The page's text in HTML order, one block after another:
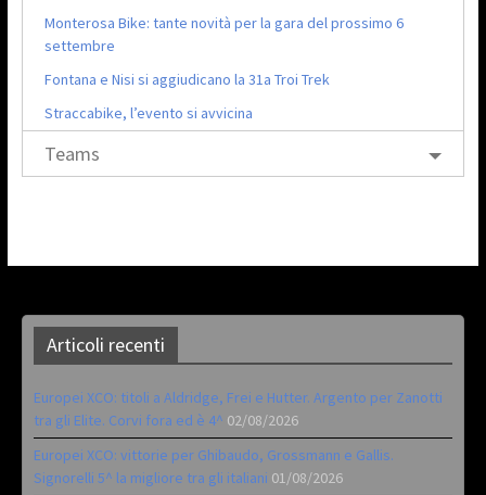
Monterosa Bike: tante novità per la gara del prossimo 6
settembre
Fontana e Nisi si aggiudicano la 31a Troi Trek
Straccabike, l’evento si avvicina
Teams
Articoli recenti
Europei XCO: titoli a Aldridge, Frei e Hutter. Argento per Zanotti
tra gli Elite. Corvi fora ed è 4^ 02/08/2026
Europei XCO: vittorie per Ghibaudo, Grossmann e Gallis.
Signorelli 5^ la migliore tra gli italiani 01/08/2026